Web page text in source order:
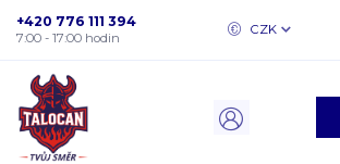
CZK
+420 776 111 394
7:00 - 17:00 hodin